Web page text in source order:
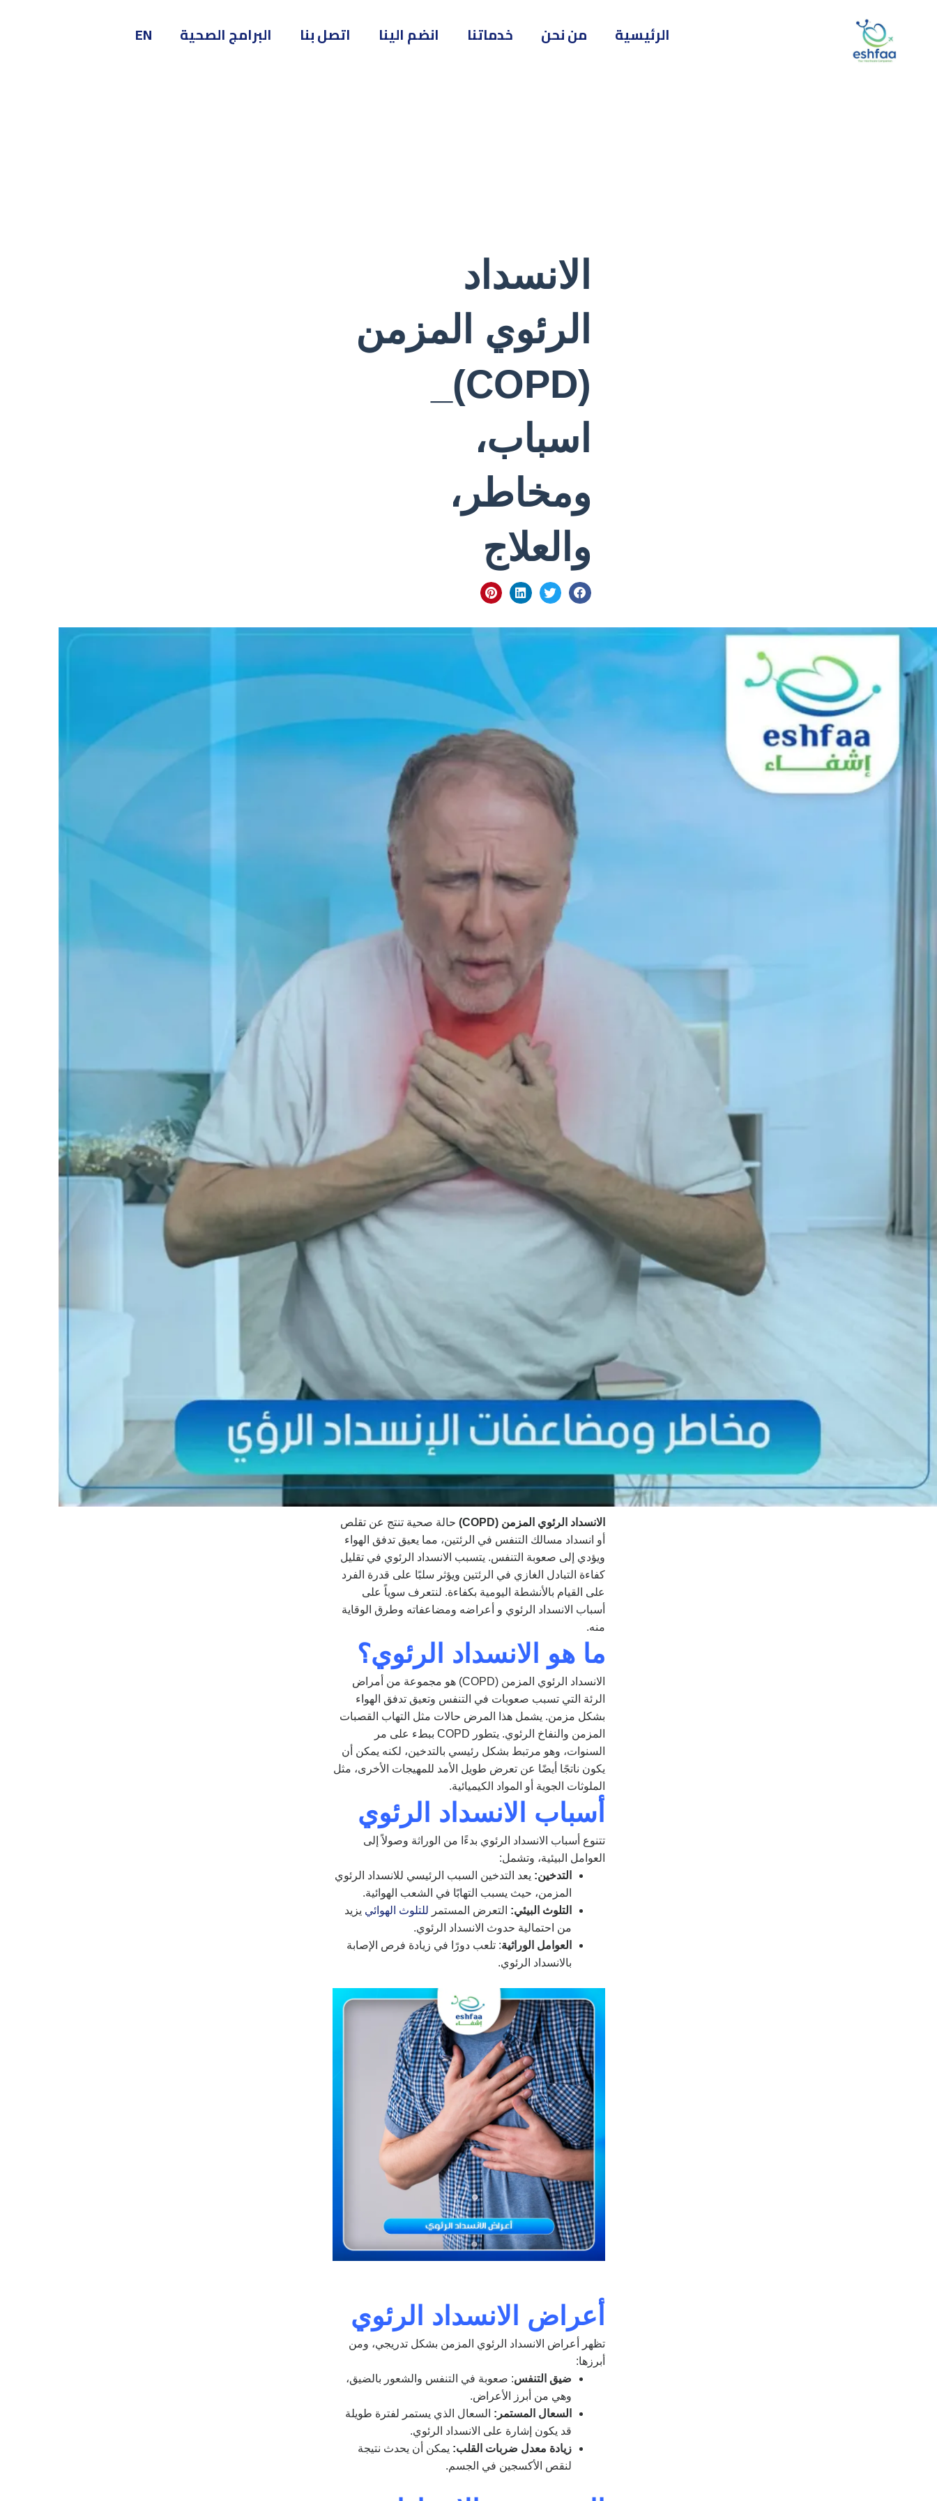
الرئيسية من نحن خدماتنا انضم الينا اتصل بنا البرامج الصحية EN
الانسداد
الرئوي المزمن
(COPD)_
اسباب،
ومخاطر،
والعلاج
الانسداد الرئوي المزمن (COPD)
حالة صحية تنتج عن تقلص
أو انسداد مسالك التنفس في الرئتين، مما يعيق تدفق الهواء
ويؤدي إلى صعوبة التنفس. يتسبب الانسداد الرئوي في تقليل
كفاءة التبادل الغازي في الرئتين ويؤثر سلبًا على قدرة الفرد
على القيام بالأنشطة اليومية بكفاءة. لنتعرف سوياً على
أسباب الانسداد الرئوي و أعراضه ومضاعفاته وطرق الوقاية
منه.
ما هو الانسداد الرئوي؟
الانسداد الرئوي المزمن (COPD) هو مجموعة من أمراض
الرئة التي تسبب صعوبات في التنفس وتعيق تدفق الهواء
بشكل مزمن. يشمل هذا المرض حالات مثل التهاب القصبات
المزمن والنفاخ الرئوي. يتطور COPD ببطء على مر
السنوات، وهو مرتبط بشكل رئيسي بالتدخين، لكنه يمكن أن
يكون ناتجًا أيضًا عن تعرض طويل الأمد للمهيجات الأخرى، مثل
الملوثات الجوية أو المواد الكيميائية.
أسباب الانسداد الرئوي
تتنوع أسباب الانسداد الرئوي بدءًا من الوراثة وصولاً إلى
العوامل البيئية، وتشمل:
التدخين: يعد التدخين السبب الرئيسي للانسداد الرئوي
المزمن، حيث يسبب التهابًا في الشعب الهوائية.
التلوث البيئي: التعرض المستمر للتلوث الهوائي يزيد
من احتمالية حدوث الانسداد الرئوي.
العوامل الوراثية: تلعب دورًا في زيادة فرص الإصابة
بالانسداد الرئوي.
أعراض الانسداد الرئوي
تظهر أعراض الانسداد الرئوي المزمن بشكل تدريجي، ومن
أبرزها:
ضيق التنفس: صعوبة في التنفس والشعور بالضيق،
وهي من أبرز الأعراض.
السعال المستمر: السعال الذي يستمر لفترة طويلة
قد يكون إشارة على الانسداد الرئوي.
زيادة معدل ضربات القلب: يمكن أن يحدث نتيجة
لنقص الأكسجين في الجسم.